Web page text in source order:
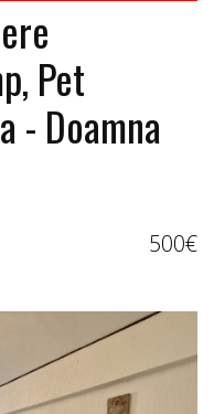
Pet
- Doamna
500€